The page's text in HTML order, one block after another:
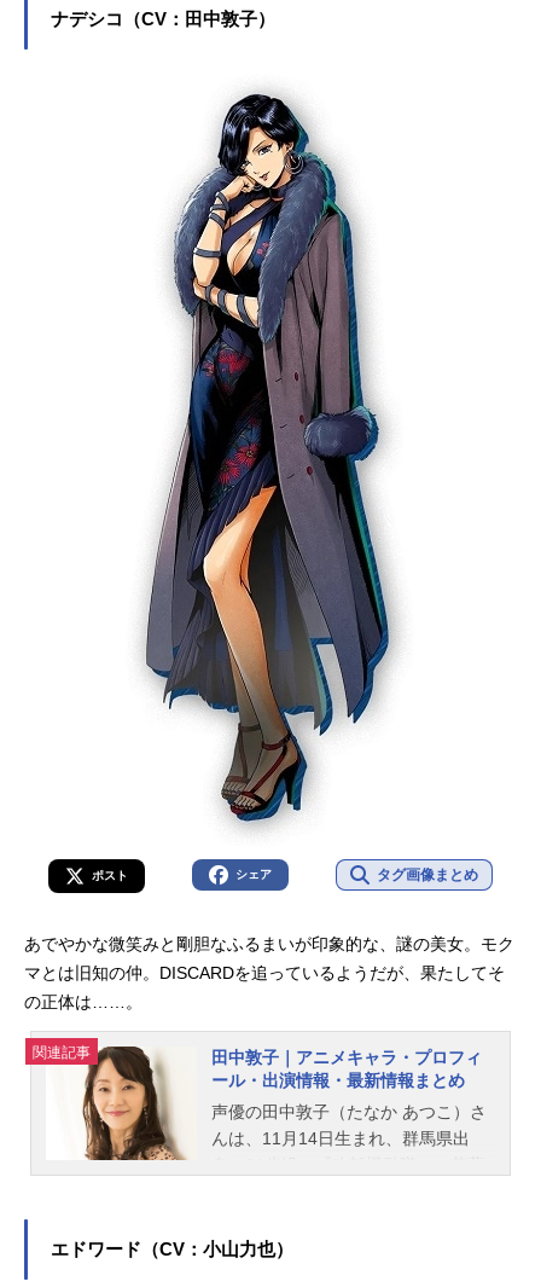
役など、人気作品のキャラクターを
介！
ナデシコ（CV：田中敦子）
ポスト シェア タグ画像まとめ
あでやかな微笑みと剛胆なふるまいが印象的な、謎の美女。モク
マとは旧知の仲。DISCARDを追っているようだが、果たしてそ
の正体は……。
関連記事
田中敦子｜アニメキャラ・プロフィ
ール・出演情報・最新情報まとめ
声優の田中敦子（たなか あつこ）さ
んは、11月14日生まれ、群馬県出
ラクターを演じています。こちらで
エドワード（CV：小山力也）